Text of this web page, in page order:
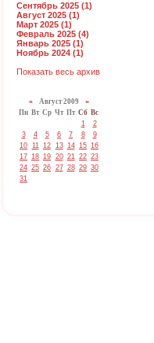
Сентябрь 2025 (1)
Август 2025 (1)
Март 2025 (1)
Февраль 2025 (4)
Январь 2025 (1)
Ноябрь 2024 (1)
Показать весь архив
«Август 2009 »
Пн Вт Ср Чт Пт Сб Вс
1
2
3
4 5 6 7 8
9
10 11 12 13 14 15 16
17 18 19 20 21 22 23
24 25 26 27 28 29 30
31